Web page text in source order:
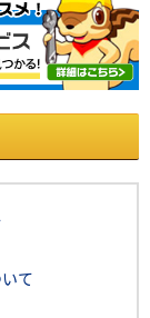
て